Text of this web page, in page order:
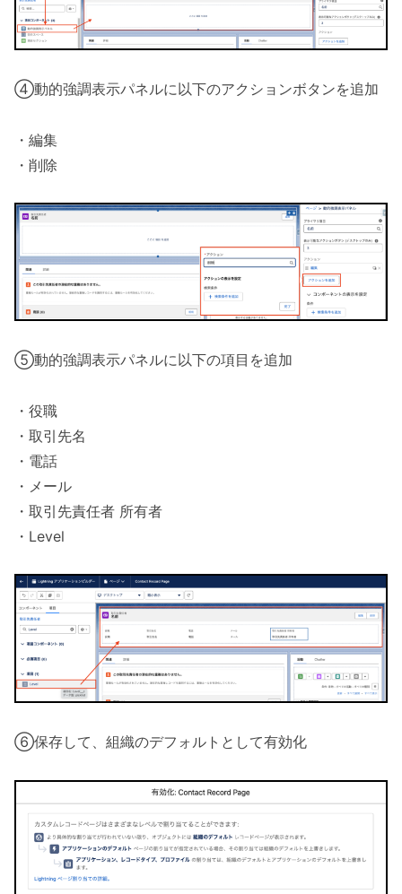
④動的強調表示パネルに以下のアクションボタンを追加
・編集
・削除
⑤動的強調表示パネルに以下の項目を追加
・役職
・取引先名
・電話
・メール
・取引先責任者 所有者
・Level
⑥保存して、組織のデフォルトとして有効化